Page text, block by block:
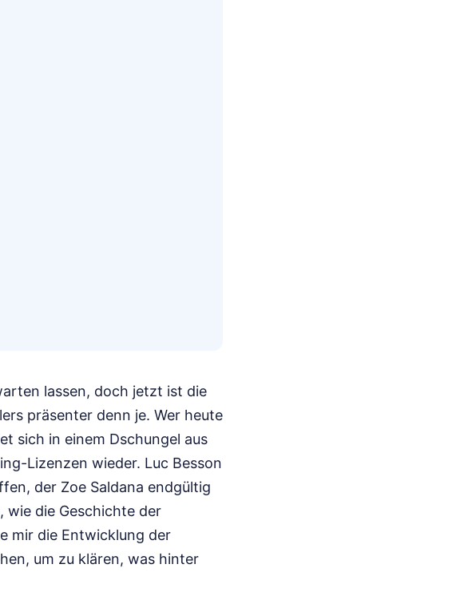
lassen, doch jetzt ist die
präsenter denn je. Wer heute
sich in einem Dschungel aus
Lizenzen wieder. Luc Besson
der Zoe Saldana endgültig
wie die Geschichte der
mir die Entwicklung der
um zu klären, was hinter